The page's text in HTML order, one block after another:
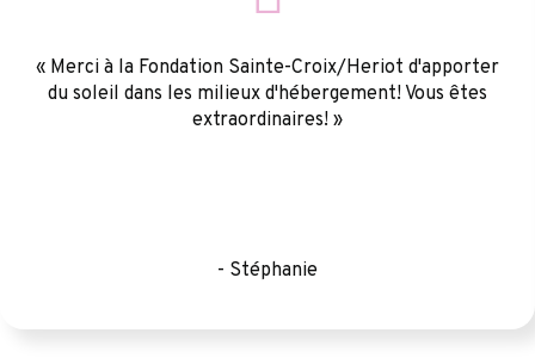
- Stéphanie
« Merci à la Fondation Sainte-Croix/Heriot d'apporter
du soleil dans les milieux d'hébergement! Vous êtes
extraordinaires! »